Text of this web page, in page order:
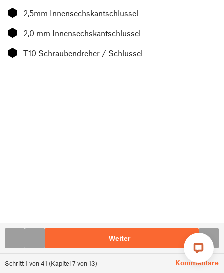
Schritt1 von41 (Kapitel7 von13) Kommentare
⬢ 2,5mm Innensechskantschlüssel
⬢ 2,0 mm Innensechskantschlüssel
⬢ T10 Schraubendreher / Schlüssel
Weiter